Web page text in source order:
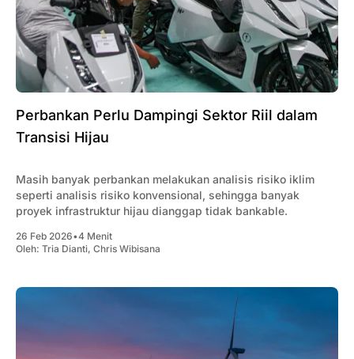
Perbankan Perlu Dampingi Sektor Riil dalam
Transisi Hijau
Masih banyak perbankan melakukan analisis risiko iklim
seperti analisis risiko konvensional, sehingga banyak
proyek infrastruktur hijau dianggap tidak bankable.
26 Feb 2026•4 Menit
Oleh: Tria Dianti, Chris Wibisana